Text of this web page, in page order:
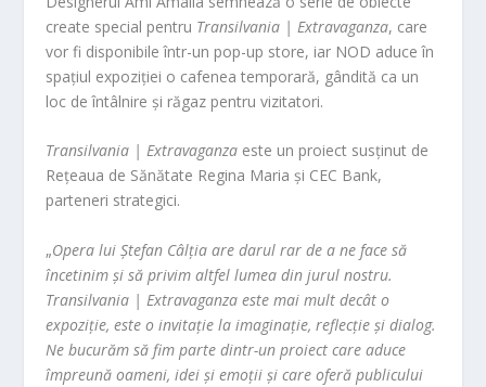
create special pentru Transilvania | Extravaganza, care
vor fi disponibile într-un pop-up store, iar NOD aduce în
spațiul expoziției o cafenea temporară, gândită ca un
loc de întâlnire și răgaz pentru vizitatori.
Transilvania | Extravaganza este un proiect susținut de
Rețeaua de Sănătate Regina Maria și CEC Bank,
parteneri strategici.
„Opera lui Ștefan Câlția are darul rar de a ne face să
încetinim și să privim altfel lumea din jurul nostru.
Transilvania | Extravaganza este mai mult decât o
expoziție, este o invitație la imaginație, reflecție și dialog.
Ne bucurăm să fim parte dintr-un proiect care aduce
împreună oameni, idei și emoții și care oferă publicului